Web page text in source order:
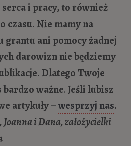
serca i pracy, to również
czasu. Nie mamy na
ani pomocy żadnej
darowizn nie będziemy
Dlatego Twoje
ważne. Jeśli lubisz
artykuły –wesprzyj nas.
i Dana, założycielki